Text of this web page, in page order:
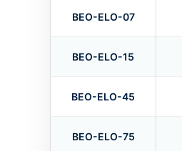
BEO-ELO-07
BEO-ELO-15
BEO-ELO-45
BEO-ELO-75